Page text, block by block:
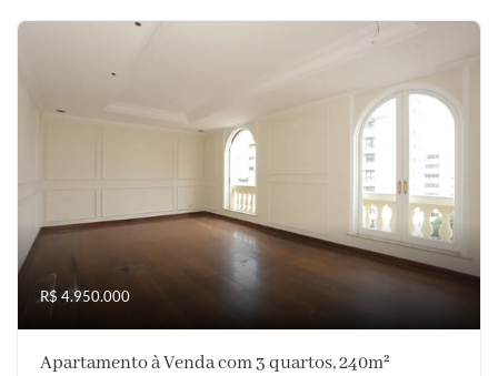
R$ 4.950.000
Apartamento à Venda com 3 quartos, 240m²